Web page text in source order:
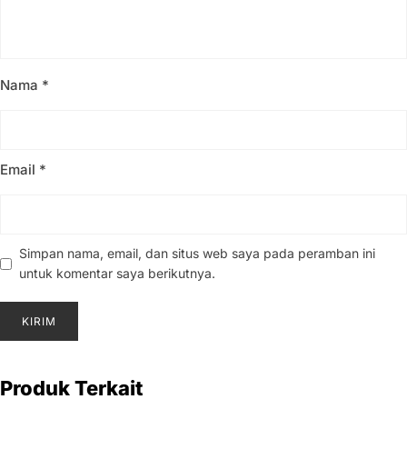
Nama *
Email *
Simpan nama, email, dan situs web saya pada peramban ini
untuk komentar saya berikutnya.
Produk Terkait